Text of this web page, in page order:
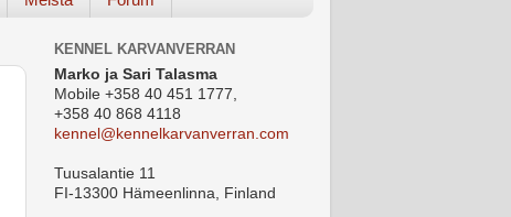
KENNEL KARVANVERRAN
Marko ja Sari Talasma
Mobile +358 40 451 1777,
+358 40 868 4118
kennel@kennelkarvanverran.com
Tuusalantie 11
FI-13300 Hämeenlinna, Finland